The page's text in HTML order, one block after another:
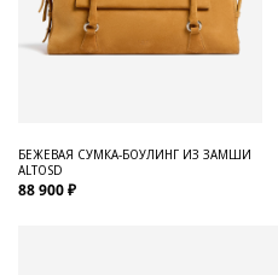
БЕЖЕВАЯ СУМКА-БОУЛИНГ ИЗ ЗАМШИ
ALTOSD
88 900 ₽